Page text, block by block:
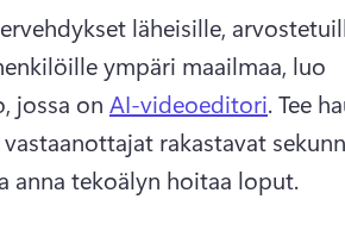
läheisille,
ympäri maailmaa, luo
jossa on AI-videoeditori. Tee
anna tekoälyn hoitaa loput.